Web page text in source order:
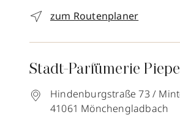
zum Routenplaner
Stadt-Parfümerie
Hindenburgstraße 73 /
41061 Mönchengladbach